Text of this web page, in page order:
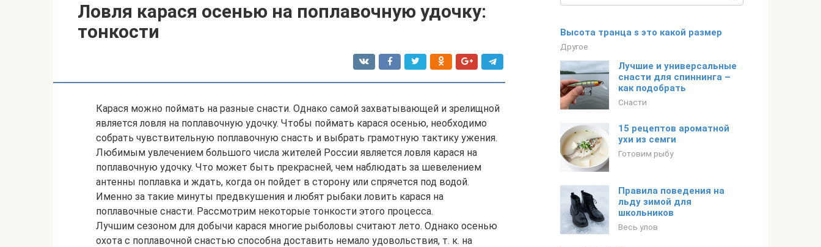
Ловля карася осенью на поплавочную удочку:
тонкости
Карася можно поймать на разные снасти. Однако самой захватывающей и зрелищной
является ловля на поплавочную удочку. Чтобы поймать карася осенью, необходимо
собрать чувствительную поплавочную снасть и выбрать грамотную тактику ужения.
Любимым увлечением большого числа жителей России является ловля карася на
поплавочную удочку. Что может быть прекрасней, чем наблюдать за шевелением
антенны поплавка и ждать, когда он пойдет в сторону или спрячется под водой.
Именно за такие минуты предвкушения и любят рыбаки ловить карася на
поплавочные снасти. Рассмотрим некоторые тонкости этого процесса.
Лучшим сезоном для добычи карася многие рыболовы считают лето. Однако осенью
охота с поплавочной снастью способна доставить немало удовольствия, т. к. на
Высота транца s это какой размер
Другое
Лучшие и универсальные
снасти для спиннинга –
как подобрать
Снасти
15 рецептов ароматной
ухи из семги
Готовим рыбу
Правила поведения на
льду зимой для
школьников
Весь улов